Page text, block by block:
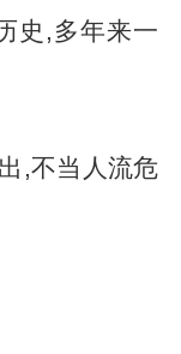
史,多年来一
,不当人流危